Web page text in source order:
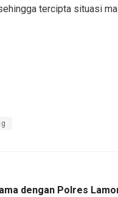
tercipta situasi
dengan Polres